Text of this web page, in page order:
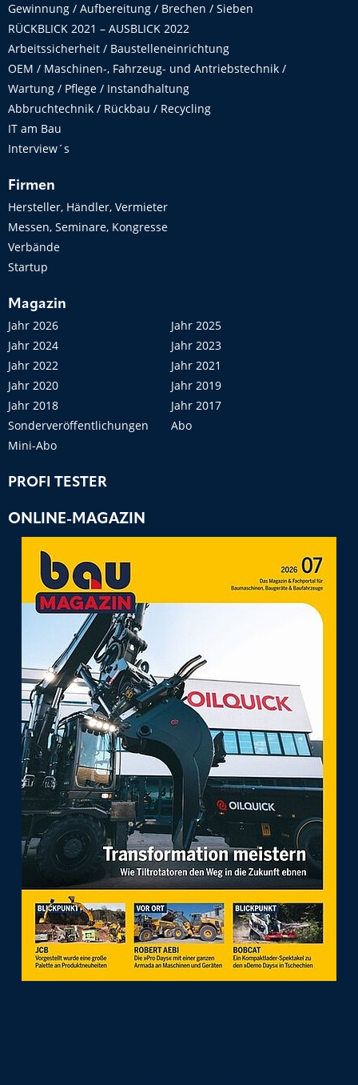
Gewinnung / Aufbereitung / Brechen / Sieben
RÜCKBLICK 2021 – AUSBLICK 2022
Arbeitssicherheit / Baustelleneinrichtung
OEM / Maschinen-, Fahrzeug- und Antriebstechnik /
Wartung / Pflege / Instandhaltung
Abbruchtechnik / Rückbau / Recycling
IT am Bau
Interview´s
Firmen
Hersteller, Händler, Vermieter
Messen, Seminare, Kongresse
Verbände
Startup
Magazin
Jahr 2026
Jahr 2025
Jahr 2024
Jahr 2023
Jahr 2022
Jahr 2021
Jahr 2020
Jahr 2019
Jahr 2018
Jahr 2017
Sonderveröffentlichungen
Abo
Mini-Abo
PROFI TESTER
ONLINE-MAGAZIN